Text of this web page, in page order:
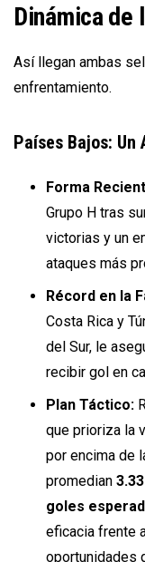
Dinámica de
Así llegan ambas
enfrentamiento.
Países Bajos: Un
Forma
Grupo H tras
victorias y un
ataques más
Récord en la
Costa Rica y
del Sur, le
recibir gol en
Plan Táctico:
que prioriza la
por encima de
promedian
goles
eficacia frente
oportunidades